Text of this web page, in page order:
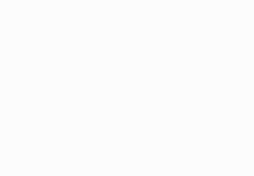
al gobierno de Estados Unidos mantener e…
totalmente preparada para la…
sanitarias del Departamento de Agricultura de
rara vez nacen de una interpretación
la mitad de las quejas bajo el Mecanismo…